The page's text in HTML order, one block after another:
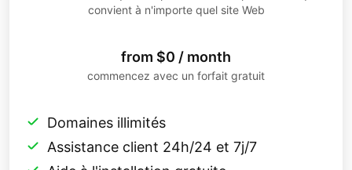
convient à n'importe quel site Web
from $0 / month
commencez avec un forfait gratuit
Domaines illimités
Assistance client 24h/24 et 7j/7